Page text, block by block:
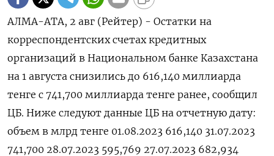
АЛМА-АТА, 2 авг (Рейтер) - Остатки на
корреспондентских счетах кредитных
организаций в Национальном банке Казахстана
на 1 августа снизились до 616,140 миллиарда
тенге с 741,700 миллиарда тенге ранее, сообщил
ЦБ. Ниже следуют данные ЦБ на отчетную дату:
объем в млрд тенге 01.08.2023 616,140 31.07.2023
741,700 28.07.2023 595,769 27.07.2023 682,934